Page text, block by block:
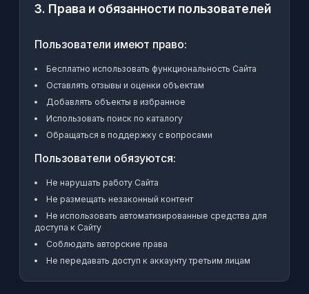
3. Права и обязанности пользователей
Пользователи имеют право:
Бесплатно использовать функциональность Сайта
Оставлять отзывы и оценки объектам
Добавлять объекты в избранное
Использовать поиск по каталогу
Обращаться в поддержку с вопросами
Пользователи обязуются:
Не нарушать работу Сайта
Не размещать незаконный контент
Не использовать автоматизированные средства для
доступа к Сайту
Соблюдать авторские права
Не передавать доступ к аккаунту третьим лицам